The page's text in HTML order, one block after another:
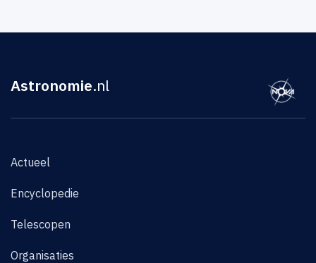
Astronomie.nl
Actueel
Encyclopedie
Telescopen
Organisaties